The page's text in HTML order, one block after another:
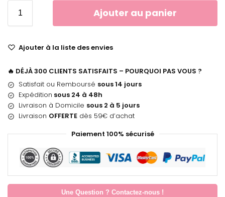
Ajouter au panier
Ajouter à la liste des envies
🔥 DÉJÀ 300 CLIENTS SATISFAITS – POURQUOI PAS VOUS ?
Satisfait ou Remboursé sous 14 jours
Expédition sous 24 à 48h
Livraison à Domicile sous 2 à 5 jours
Livraison OFFERTE dès 59€ d’achat
Paiement 100% sécurisé
Une Question ? Contactez-nous !